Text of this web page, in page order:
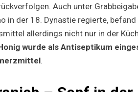
Auch unter
in der 18. Dynastie regierte,
allerdings nicht nur in der
wurde als Antiseptikum
.